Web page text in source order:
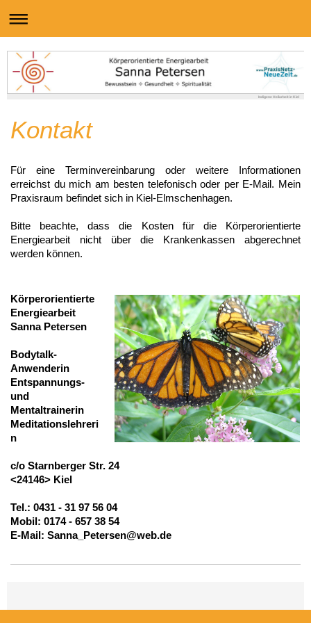
Indigene Heilarbeit in Kiel
Kontakt
Für eine Terminvereinbarung oder weitere Informationen
erreichst du mich am besten telefonisch oder per E-Mail. Mein
Praxisraum befindet sich in Kiel-Elmschenhagen.
Bitte beachte, dass die Kosten für die Körperorientierte
Energiearbeit nicht über die Krankenkassen abgerechnet
werden können.
Körperorientierte
Energiearbeit
Sanna Petersen
Bodytalk-
Anwenderin
Entspannungs-
und
Mentaltrainerin
Meditationslehreri
n
c/o Starnberger Str. 24
<24146> Kiel
Tel.: 0431 - 31 97 56 04
Mobil: 0174 - 657 38 54
E-Mail: Sanna_Petersen@web.de